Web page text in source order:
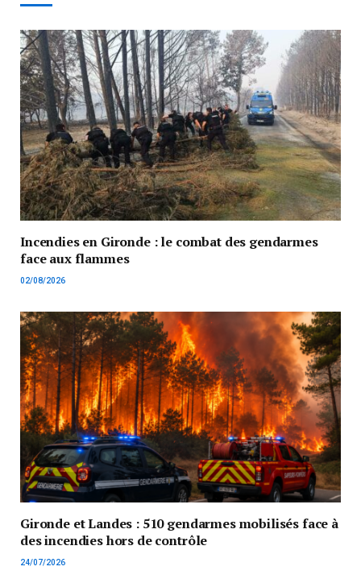
Incendies en Gironde : le combat des gendarmes
face aux flammes
02/08/2026
Gironde et Landes : 510 gendarmes mobilisés face à
des incendies hors de contrôle
24/07/2026